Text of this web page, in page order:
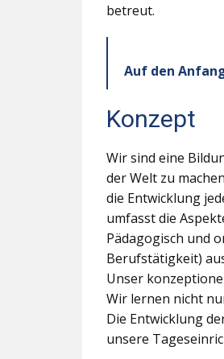
betreut.
Auf den
Konzept
Wir sind eine
der Welt zu
die Entwicklung
umfasst die
Pädagogisch und
Berufstätigkeit)
Unser
Wir lernen nicht
Die Entwicklung
unsere